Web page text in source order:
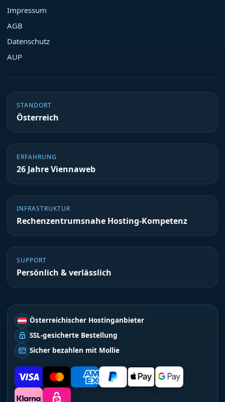
Impressum
AGB
Datenschutz
AUP
STANDORT
Österreich
ERFAHRUNG
26 Jahre Viennaweb
INFRASTRUKTUR
Rechenzentrumsnahe Hosting-Kompetenz
SUPPORT
Persönlich & verlässlich
Österreichischer Hostinganbieter
SSL-gesicherte Bestellung
Sicher bezahlen mit Mollie